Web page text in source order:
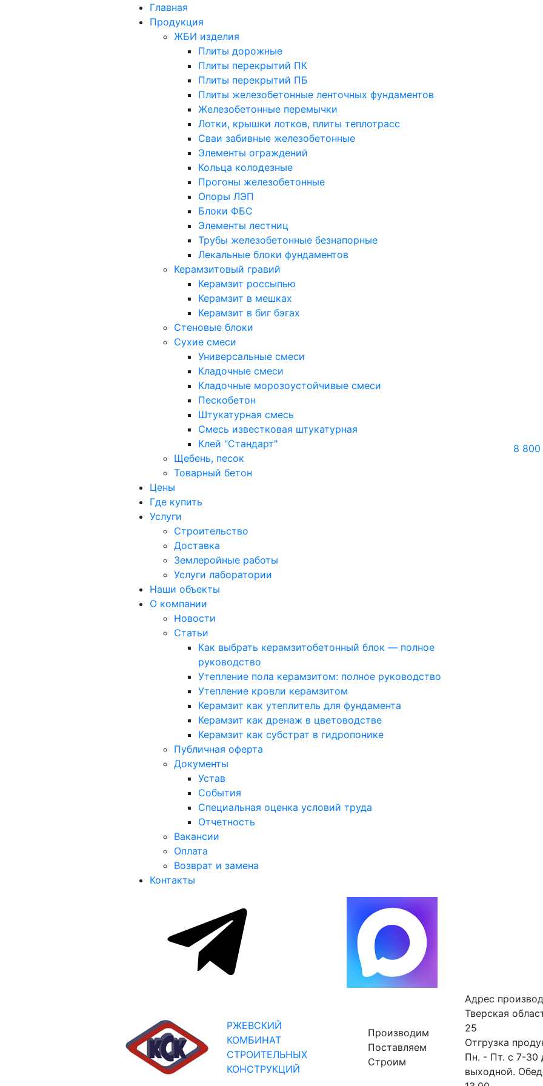
Главная
Продукция
ЖБИ изделия
Плиты дорожные
Плиты перекрытий ПК
Плиты перекрытий ПБ
Плиты железобетонные ленточных фундаментов
Железобетонные перемычки
Лотки, крышки лотков, плиты теплотрасс
Сваи забивные железобетонные
Элементы ограждений
Кольца колодезные
Прогоны железобетонные
Опоры ЛЭП
Блоки ФБС
Элементы лестниц
Трубы железобетонные безнапорные
Лекальные блоки фундаментов
Керамзитовый гравий
Керамзит россыпью
Керамзит в мешках
Керамзит в биг бэгах
Cтеновые блоки
Сухие смеси
Универсальные смеси
Кладочные смеси
Кладочные морозоустойчивые смеси
Пескобетон
Штукатурная смесь
Смесь известковая штукатурная
Клей "Стандарт"
Щебень, песок
Товарный бетон
Цены
Где купить
Услуги
Строительство
Доставка
Землеройные работы
Услуги лаборатории
Наши объекты
О компании
Новости
Статьи
Как выбрать керамзитобетонный блок — полное
руководство
Утепление пола керамзитом: полное руководство
Утепление кровли керамзитом
Керамзит как утеплитель для фундамента
Керамзит как дренаж в цветоводстве
Керамзит как субстрат в гидропонике
Публичная оферта
Документы
Устав
События
Специальная оценка условий труда
Отчетность
Вакансии
Оплата
Возврат и замена
Контакты
8
РЖЕВСКИЙ
КОМБИНАТ
СТРОИТЕЛЬНЫХ
КОНСТРУКЦИЙ
Производим
Поставляем
Строим
Адрес
Тверская
25
Отгрузка
Пн. - Пт. с 7-30
выходной.